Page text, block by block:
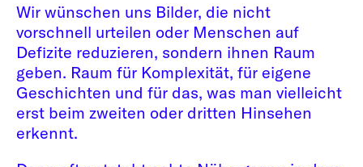
Wir wünschen uns Bilder, die nicht
vorschnell urteilen oder Menschen auf
Defizite reduzieren, sondern ihnen Raum
geben. Raum für Komplexität, für eigene
Geschichten und für das, was man vielleicht
erst beim zweiten oder dritten Hinsehen
erkennt.